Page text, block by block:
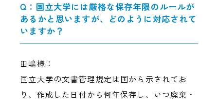
Q：国立大学には厳格な保存年限のルールが
あるかと思いますが、どのように対応されて
いますか？
田嶋様：
国立大学の文書管理規定は国から示されてお
り、作成した日付から何年保存し、いつ廃棄・